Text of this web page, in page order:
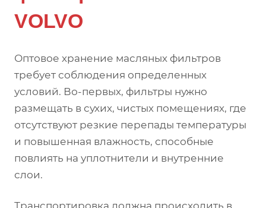
VOLVO
Оптовое хранение масляных фильтров
требует соблюдения определенных
условий. Во-первых, фильтры нужно
размещать в сухих, чистых помещениях, где
отсутствуют резкие перепады температуры
и повышенная влажность, способные
повлиять на уплотнители и внутренние
слои.